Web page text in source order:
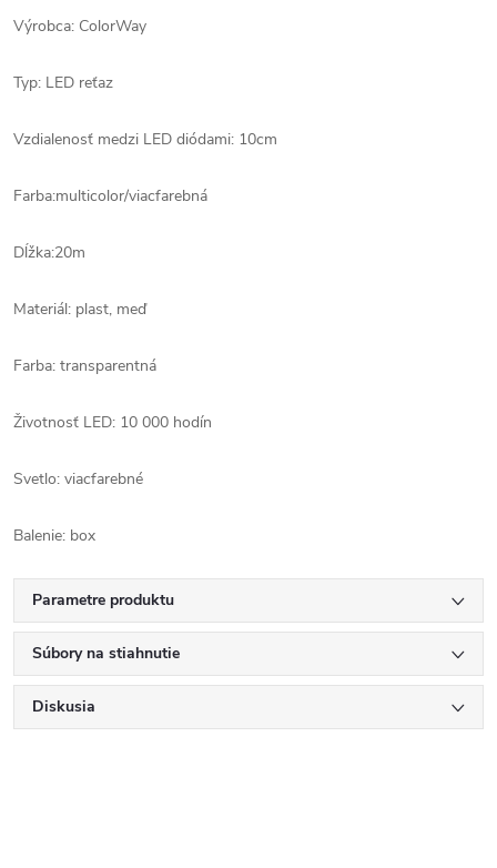
Výrobca: ColorWay
Typ: LED reťaz
Vzdialenosť medzi LED diódami: 10cm
Farba:multicolor/viacfarebná
Dĺžka:20m
Materiál: plast, meď
Farba: transparentná
Životnosť LED: 10 000 hodín
Svetlo: viacfarebné
Balenie: box
Parametre produktu
Súbory na stiahnutie
Diskusia